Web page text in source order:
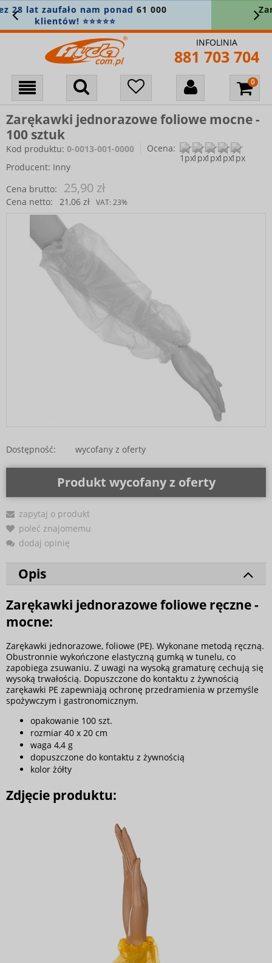
Zamówienie powyżej 400 zł? Wysyłkę
bierzemy na siebie! 🚚
INFOLINIA
881 703 704
Zarękawki jednorazowe foliowe mocne -
100 sztuk
Kod produktu: 0-0013-001-0000
Ocena:
Producent: Inny
Cena brutto:
25,90 zł
Cena netto: 21,06 zł VAT: 23%
Dostępność: wycofany z oferty
Produkt wycofany z oferty
zapytaj o produkt
poleć znajomemu
dodaj opinię
Opis
Zarękawki jednorazowe foliowe ręczne -
mocne:
Zarękawki jednorazowe, foliowe (PE). Wykonane metodą ręczną.
Obustronnie wykończone elastyczną gumką w tunelu, co
zapobiega zsuwaniu. Z uwagi na wysoką gramaturę cechują się
wysoką trwałością. Dopuszczone do kontaktu z żywnością
zarękawki PE zapewniają ochronę przedramienia w przemyśle
spożywczym i gastronomicznym.
opakowanie 100 szt.
rozmiar 40 x 20 cm
waga 4,4 g
dopuszczone do kontaktu z żywnością
kolor żółty
Zdjęcie produktu: